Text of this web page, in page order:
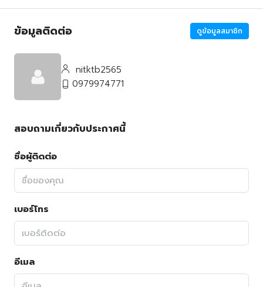
ข้อมูลติดต่อ ดูข้อมูลสมาชิก
nitktb2565
0979974771
สอบถามเกี่ยวกับประกาศนี้
ชื่อผู้ติดต่อ
เบอร์โทร
อีเมล